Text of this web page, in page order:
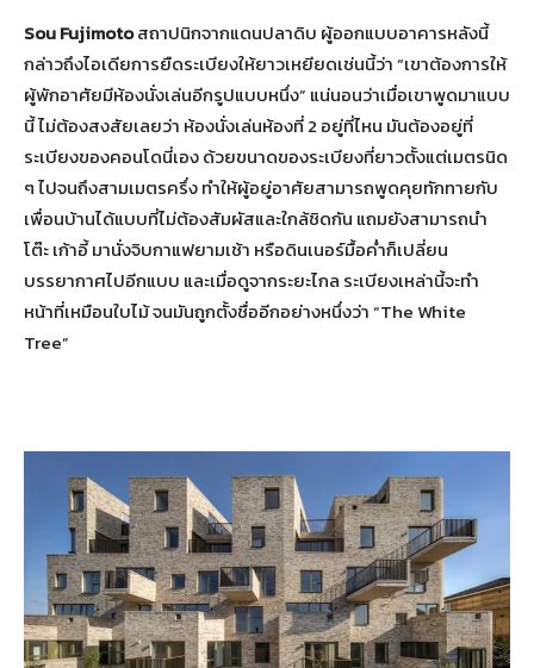
Sou Fujimotoสถาปนิกจากแดนปลาดิบ ผู้ออกแบบอาคารหลังนี้
กล่าวถึงไอเดียการยืดระเบียงให้ยาวเหยียดเช่นนี้ว่า “เขาต้องการให้
ผู้พักอาศัยมีห้องนั่งเล่นอีกรูปแบบหนึ่ง” แน่นอนว่าเมื่อเขาพูดมาแบบ
นี้ ไม่ต้องสงสัยเลยว่า ห้องนั่งเล่นห้องที่ 2 อยู่ที่ไหน มันต้องอยู่ที่
ระเบียงของคอนโดนี่เอง ด้วยขนาดของระเบียงที่ยาวตั้งแต่เมตรนิด
ๆ ไปจนถึงสามเมตรครึ่ง ทำให้ผู้อยู่อาศัยสามารถพูดคุยทักทายกับ
เพื่อนบ้านได้แบบที่ไม่ต้องสัมผัสและใกล้ชิดกัน แถมยังสามารถนำ
โต๊ะ เก้าอี้ มานั่งจิบกาแฟยามเช้า หรือดินเนอร์มื้อค่ำก็เปลี่ยน
บรรยากาศไปอีกแบบ และเมื่อดูจากระยะไกล ระเบียงเหล่านี้จะทำ
หน้าที่เหมือนใบไม้ จนมันถูกตั้งชื่ออีกอย่างหนึ่งว่า “The White
Tree”